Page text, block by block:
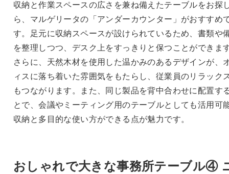
収納と作業スペースの広さを兼ね備えたテーブルをお探
ら、マルゲリータの「アンダーカウンター」がおすすめ
す。足元に収納スペースが設けられているため、書類や
を整理しつつ、デスク上をすっきりと保つことができま
さらに、天然木材を使用した温かみのあるデザインが、
ィスに落ち着いた雰囲気をもたらし、従業員のリラック
もつながります。また、同じ製品を背中合わせに配置す
とで、会議やミーティング用のテーブルとしても活用可
収納と多目的な使い方ができる点が魅力です。
おしゃれで大きな事務所テーブル④